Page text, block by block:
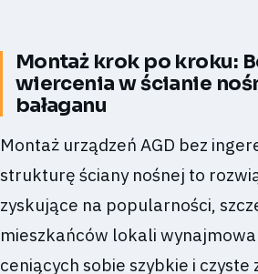
Montaż krok po kroku:
wiercenia w ścianie
bałaganu
Montaż urządzeń AGD bez
strukturę ściany nośnej to
zyskujące na popularności,
mieszkańców lokali
ceniących sobie szybkie i czyste